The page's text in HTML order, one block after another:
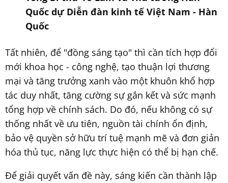
Quốc dự Diễn đàn kinh tế Việt Nam - Hàn
Quốc
Tất nhiên, để "đồng sáng tạo" thì cần tích hợp đổi
mới khoa học - công nghệ, tạo thuận lợi thương
mại và tăng trưởng xanh vào một khuôn khổ hợp
tác duy nhất, tăng cường sự gắn kết và sức mạnh
tổng hợp về chính sách. Do đó, nếu không có sự
thống nhất về ưu tiên, nguồn tài chính ổn định,
bảo vệ quyền sở hữu trí tuệ mạnh mẽ và đơn giản
hóa thủ tục, năng lực thực hiện có thể bị hạn chế.
Để giải quyết vấn đề này, sáng kiến cần thành lập